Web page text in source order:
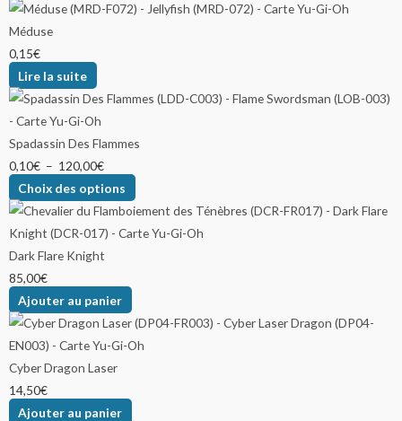
Méduse
0,15€
Lire la suite
Spadassin Des Flammes
0,10€ – 120,00€
Choix des options
Dark Flare Knight
85,00€
Ajouter au panier
Cyber Dragon Laser
14,50€
Ajouter au panier